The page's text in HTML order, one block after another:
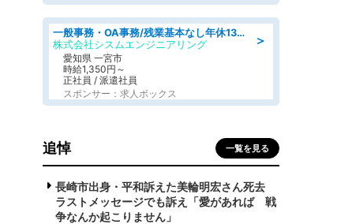
＞
一般事務・OA事務/残業基本なし年休130日社保完備の一般・調達事務
株式会社シスムエンジニアリング
愛知県 一宮市
時給1,350円～
正社員 / 派遣社員
スポンサー：求人ボックス
追悼 一覧を見る
長崎市出身・平和訴えた美輪明宏さん死去
ラストメッセージでも訴え「愛があれば 戦
争なんか起こりません」